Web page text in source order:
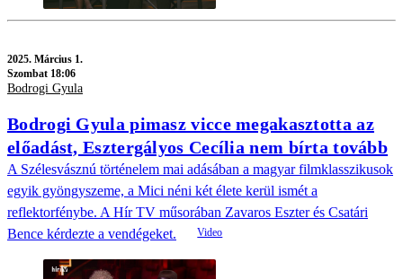
2025. Március 1.
Szombat 18:06
Bodrogi Gyula
Bodrogi Gyula pimasz vicce megakasztotta az
előadást, Esztergályos Cecília nem bírta tovább
A Szélesvásznú történelem mai adásában a magyar filmklasszikusok
egyik gyöngyszeme, a Mici néni két élete kerül ismét a
reflektorfénybe. A Hír TV műsorában Zavaros Eszter és Csatári
Bence kérdezte a vendégeket.